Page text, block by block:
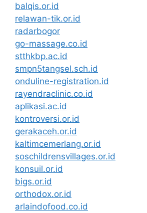
balqis.or.id
relawan-tik.or.id
radarbogor
go-massage.co.id
stthkbp.ac.id
smpn5tangsel.sch.id
onduline-registration.id
rayendraclinic.co.id
aplikasi.ac.id
kontroversi.or.id
gerakaceh.or.id
kaltimcemerlang.or.id
soschildrensvillages.or.id
konsuil.or.id
bigs.or.id
orthodox.or.id
arlaindofood.co.id